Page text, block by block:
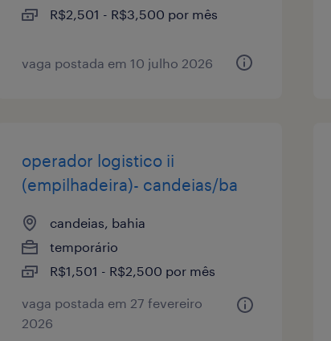
R$2,501 - R$3,500 por mês
vaga postada em 10 julho 2026
operador logistico ii
(empilhadeira)- candeias/ba
candeias, bahia
temporário
R$1,501 - R$2,500 por mês
vaga postada em 27 fevereiro
2026